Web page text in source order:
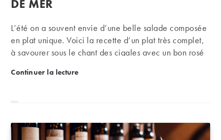
DE MER
L’été on a souvent envie d’une belle salade composée
en plat unique. Voici la recette d’un plat très complet,
à savourer sous le chant des cigales avec un bon rosé
Continuer la lectureRecette de la semaine – Salade de riz au crabe et